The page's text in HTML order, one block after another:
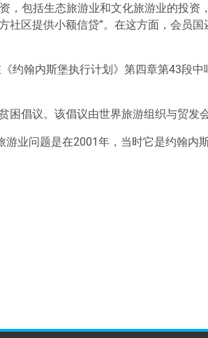
，包括生态旅游业和文化旅游业的投
社区提供小额信贷”。在这方面，会员国
约翰内斯堡执行计划》第四章第43段
倡议。该倡议由世界旅游组织与贸发
业问题是在2001年，当时它是约翰内